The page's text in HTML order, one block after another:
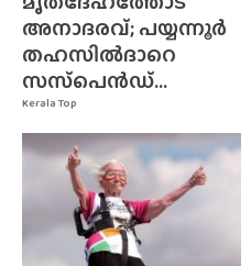
Kerala Top
അനാദരവ്; പയ്യന്നൂർ
തഹസിൽദാറെ
സസ്‌പെൻഡ്...